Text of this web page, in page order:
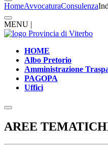
HomeAvvocaturaConsulenza
MENU |
HOME
Albo Pretorio
Amministrazione
PAGOPA
Uffici
AREE